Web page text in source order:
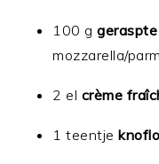
100 g
mozzarella/
2 el crème
1 teentje